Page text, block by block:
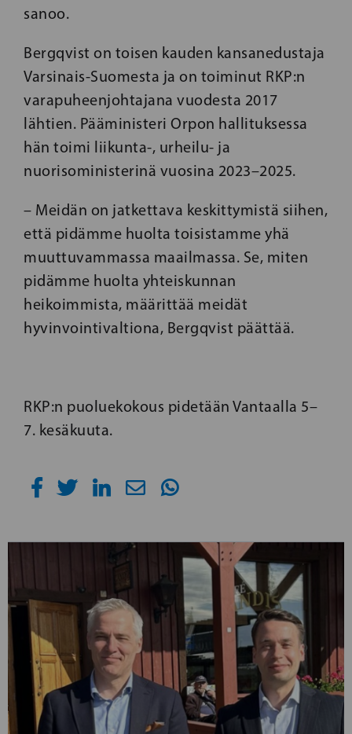
sanoo.
Bergqvist on toisen kauden kansanedustaja
Varsinais-Suomesta ja on toiminut RKP:n
varapuheenjohtajana vuodesta 2017
lähtien. Pääministeri Orpon hallituksessa
hän toimi liikunta-, urheilu- ja
nuorisoministerinä vuosina 2023–2025.
– Meidän on jatkettava keskittymistä siihen,
että pidämme huolta toisistamme yhä
muuttuvammassa maailmassa. Se, miten
pidämme huolta yhteiskunnan
heikoimmista, määrittää meidät
hyvinvointivaltiona, Bergqvist päättää.
RKP:n puoluekokous pidetään Vantaalla 5–
7. kesäkuuta.